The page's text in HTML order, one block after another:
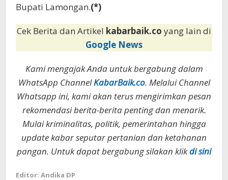
Bupati Lamongan.(*)
Cek Berita dan Artikel kabarbaik.co yang lain di
Google News
Kami mengajak Anda untuk bergabung dalam
WhatsApp ChannelKabarBaik.co. Melalui Channel
Whatsapp ini, kami akan terus mengirimkan pesan
rekomendasi berita-berita penting dan menarik.
Mulai kriminalitas, politik, pemerintahan hingga
update kabar seputar pertanian dan ketahanan
pangan. Untuk dapat bergabung silakan klikdi sini
Editor: Andika DP